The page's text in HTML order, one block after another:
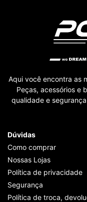
Aqui você encontra as
Peças, acessórios e
qualidade e
Dúvidas
Como comprar
Nossas Lojas
Política de privacidade
Segurança
Política de troca,